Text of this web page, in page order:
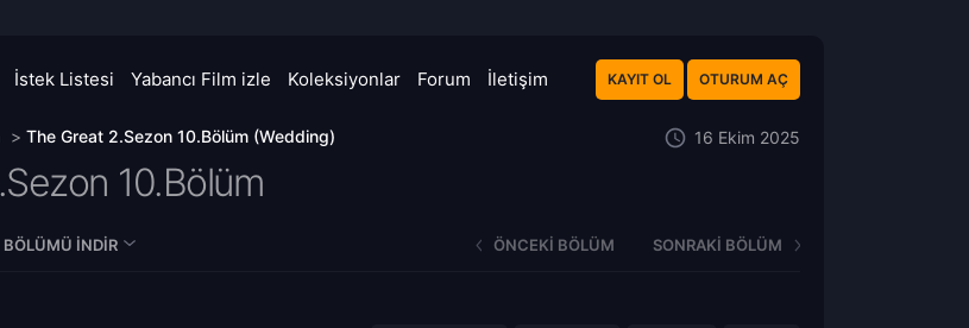
İstek Listesi Yabancı Film izle Koleksiyonlar Forum İletişim KAYIT OL OTURUM AÇ
> The Great 2.Sezon 10.Bölüm (Wedding) 16 Ekim 2025
10.Bölüm
BÖLÜMÜ İNDIR ÖNCEKI BÖLÜM SONRAKI BÖLÜM